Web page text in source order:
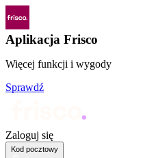
Aplikacja Frisco
Więcej funkcji i wygody
Sprawdź
Zaloguj się
Kod pocztowy